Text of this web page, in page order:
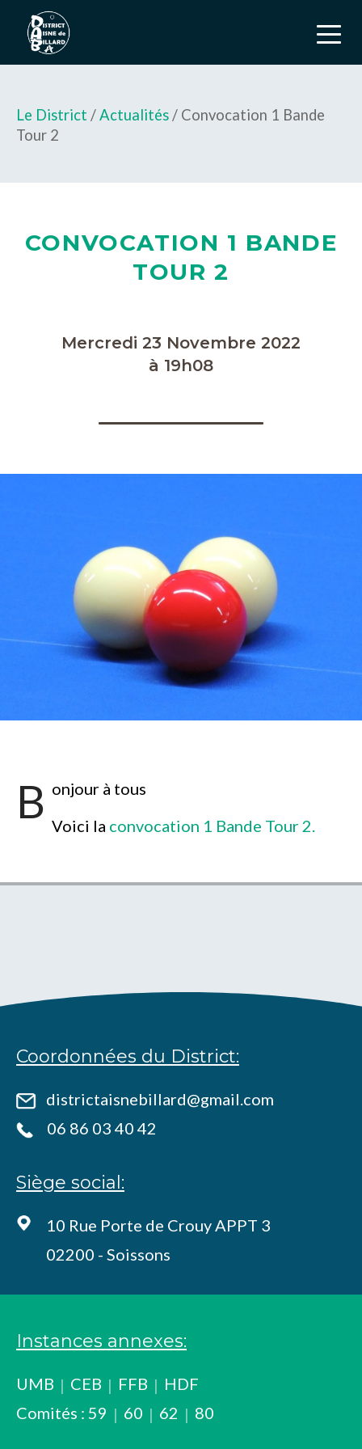
Le District /Actualités / Convocation 1 Bande
Tour 2
CONVOCATION 1 BANDE
TOUR 2
Mercredi 23 Novembre 2022
à 19h08
B onjour à tous
Voici la convocation 1 Bande Tour 2.
Coordonnées du District:
districtaisnebillard@gmail.com
06 86 03 40 42
Instances annexes:
UMB CEB FFB
HDF
Comités : 59 60 62 80
Siège social:
10 Rue Porte de Crouy APPT 3
02200 - Soissons